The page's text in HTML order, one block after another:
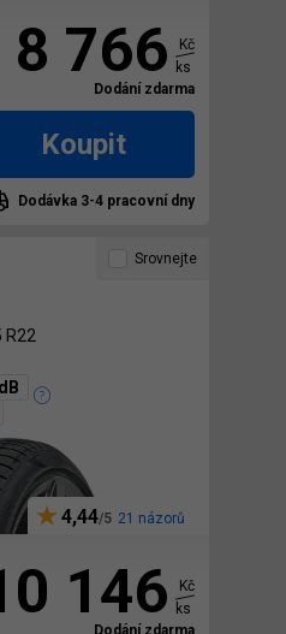
8 766
Kč
ks
Dodání zdarma
Koupit
Dodávka 3-4 pracovní dny
R22
4,44 21 názorů
Srovnejte
146
Kč
ks